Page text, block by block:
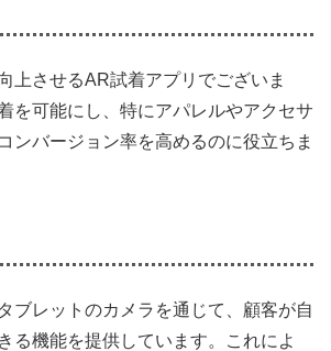
上させるAR試着アプリでございま
を可能にし、特にアパレルやアクセサ
ンバージョン率を高めるのに役立ちま
ブレットのカメラを通じて、顧客が自
る機能を提供しています。これによ